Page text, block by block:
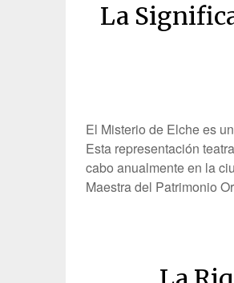
La
El Misterio de Elche es
Esta representación
cabo anualmente en la
Maestra del Patrimonio